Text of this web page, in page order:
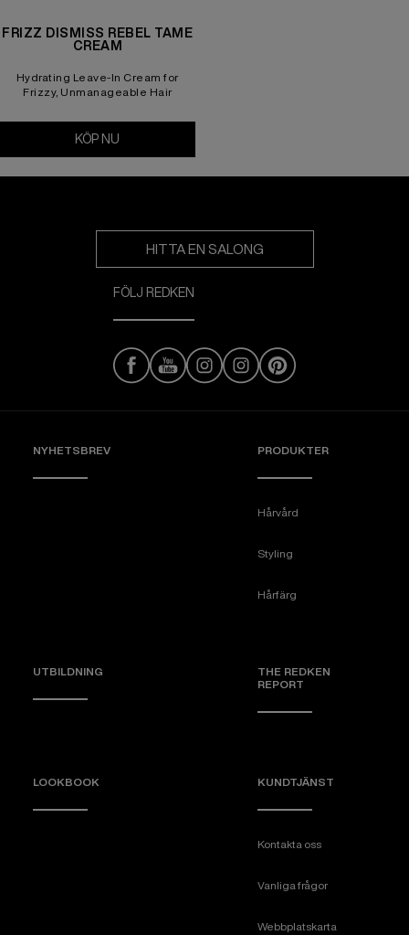
FRIZZ DISMISS REBEL TAME
CREAM
Hydrating Leave-In Cream for
Frizzy, Unmanageable Hair
KÖP NU
HITTA EN SALONG
FÖLJ REDKEN
NYHETSBREV PRODUKTER
Hårvård
Styling
Hårfärg
UTBILDNING
THE REDKEN
REPORT
LOOKBOOK KUNDTJÄNST
Kontakta oss
Vanliga frågor
Webbplatskarta